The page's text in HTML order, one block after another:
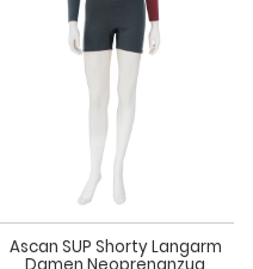
Ascan SUP Shorty Langarm